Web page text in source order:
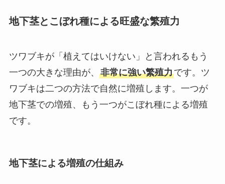
地下茎とこぼれ種による旺盛な繁殖力
ツワブキが「植えてはいけない」と言われるもう
一つの大きな理由が、 非常に強い繁殖力です。ツ
ワブキは二つの方法で自然に増殖します。一つが
地下茎での増殖、もう一つがこぼれ種による増殖
です。
地下茎による増殖の仕組み